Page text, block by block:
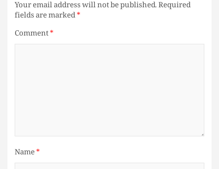
Your email address will not be published.Required
fields are marked*
Comment*
Name*